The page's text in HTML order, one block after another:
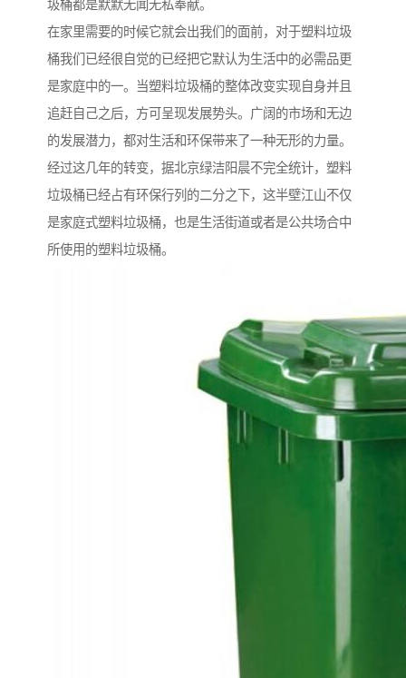
圾桶都是默默无闻无私奉献。
在家里需要的时候它就会出我们的面前，对于塑料垃圾
桶我们已经很自觉的已经把它默认为生活中的必需品更
是家庭中的一。当塑料垃圾桶的整体改变实现自身并且
追赶自己之后，方可呈现发展势头。广阔的市场和无边
的发展潜力，都对生活和环保带来了一种无形的力量。
经过这几年的转变，据北京绿洁阳晨不完全统计，塑料
垃圾桶已经占有环保行列的二分之下，这半壁江山不仅
是家庭式塑料垃圾桶，也是生活街道或者是公共场合中
所使用的塑料垃圾桶。